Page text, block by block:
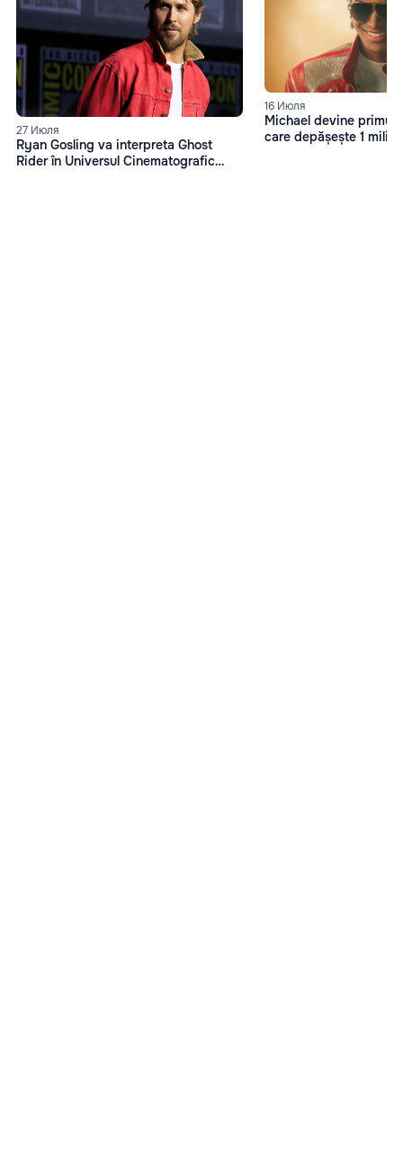
27 Июля
Ryan Gosling va interpreta Ghost
Rider în Universul Cinematografic
16 Июля
Michael devine primul
care depășește 1